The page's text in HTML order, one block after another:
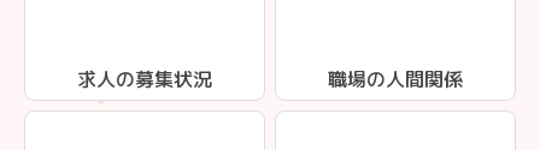
求人の募集状況 職場の人間関係